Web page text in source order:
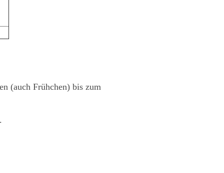
(auch Frühchen) bis zum